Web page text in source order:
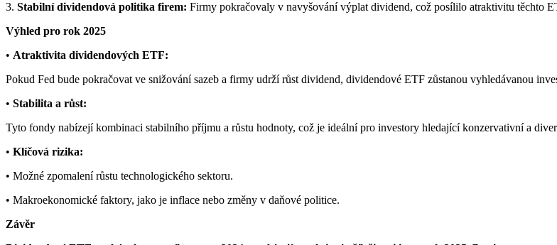
3. Stabilní dividendová politika firem: Firmy pokračovaly v navyšování výplat dividend, což posílilo atraktivitu těchto
Výhled pro rok 2025
• Atraktivita dividendových ETF:
Pokud Fed bude pokračovat ve snižování sazeb a firmy udrží růst dividend, dividendové ETF zůstanou vyhledávanou
• Stabilita a růst:
Tyto fondy nabízejí kombinaci stabilního příjmu a růstu hodnoty, což je ideální pro investory hledající konzervativní a
• Klíčová rizika:
• Možné zpomalení růstu technologického sektoru.
• Makroekonomické faktory, jako je inflace nebo změny v daňové politice.
Závěr